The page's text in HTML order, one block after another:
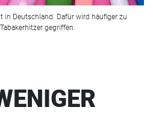
in Deutschland. Dafür wird häufiger zu
gegriffen.